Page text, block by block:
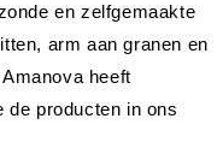
en zelfgemaakte
arm aan granen en
heeft
de producten in ons